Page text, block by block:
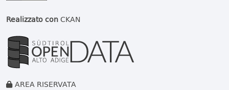
Realizzato conCKAN
AREA RISERVATA